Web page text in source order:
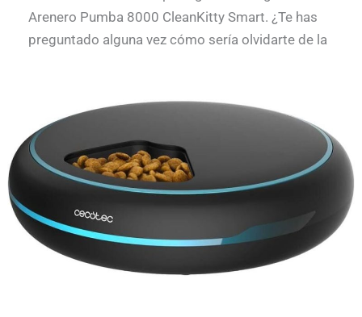
Arenero Pumba 8000 CleanKitty Smart. ¿Te has
preguntado alguna vez cómo sería olvidarte de la